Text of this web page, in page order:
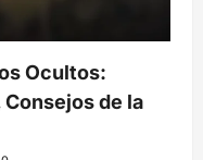
Ocultos:
de la